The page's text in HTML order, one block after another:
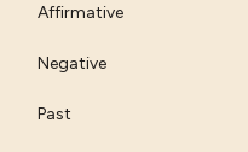
Affirmative
Negative
Past